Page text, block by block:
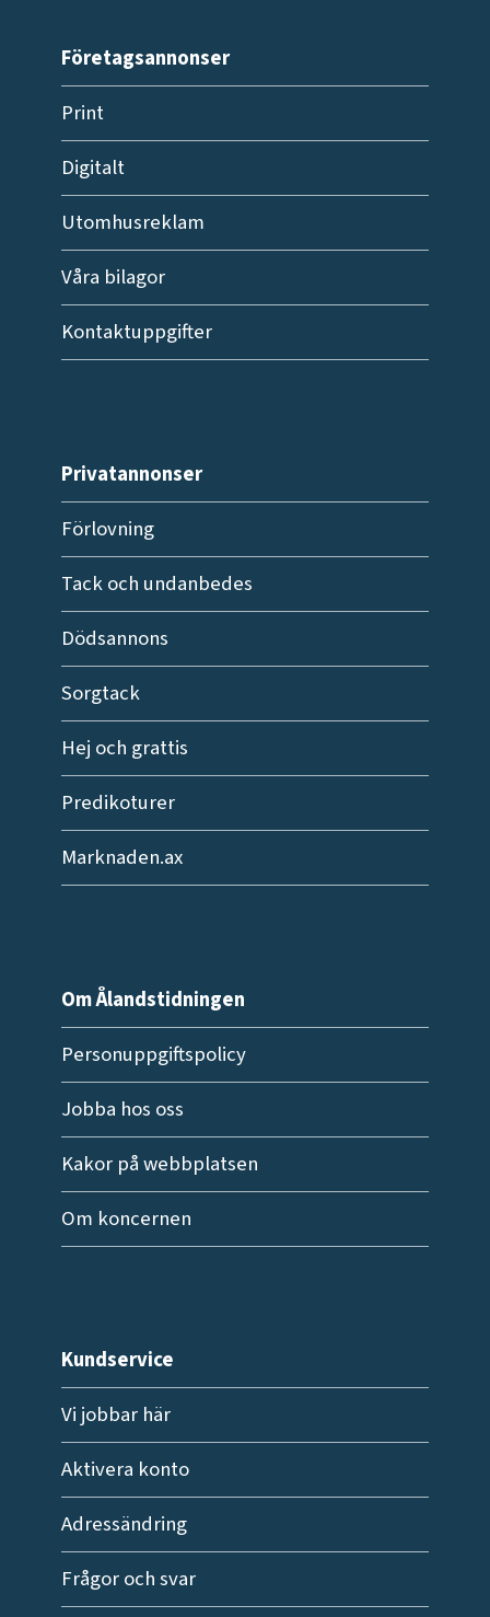
Företagsannonser
Print
Digitalt
Utomhusreklam
Våra bilagor
Kontaktuppgifter
Privatannonser
Förlovning
Tack och undanbedes
Dödsannons
Sorgtack
Hej och grattis
Predikoturer
Marknaden.ax
Om Ålandstidningen
Personuppgiftspolicy
Jobba hos oss
Kakor på webbplatsen
Om koncernen
Kundservice
Vi jobbar här
Aktivera konto
Adressändring
Frågor och svar